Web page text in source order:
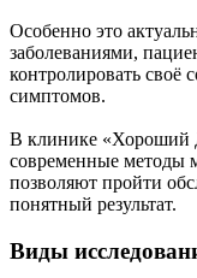
Особенно это
заболеваниями,
контролировать своё
симптомов.
В клинике «Хороший
современные методы
позволяют пройти
понятный результат.
Виды